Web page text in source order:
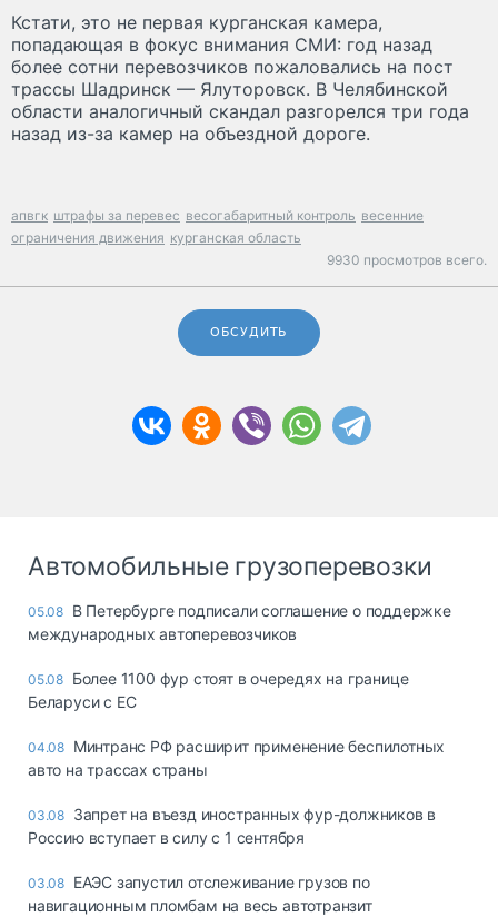
Кстати, это не первая курганская камера,
попадающая в фокус внимания СМИ: год назад
более сотни перевозчиков пожаловались на пост
трассы Шадринск — Ялуторовск. В Челябинской
области аналогичный скандал разгорелся три года
назад из-за камер на объездной дороге.
апвгк штрафы за перевес весогабаритный контроль весенние
ограничения движения курганская область
9930 просмотров всего.
ОБСУДИТЬ
Автомобильные грузоперевозки
05.08 В Петербурге подписали соглашение о поддержке
международных автоперевозчиков
05.08 Более 1100 фур стоят в очередях на границе
Беларуси с ЕС
04.08 Минтранс РФ расширит применение беспилотных
авто на трассах страны
03.08 Запрет на въезд иностранных фур-должников в
Россию вступает в силу с 1 сентября
03.08 ЕАЭС запустил отслеживание грузов по
навигационным пломбам на весь автотранзит